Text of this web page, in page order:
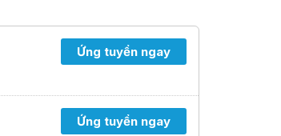
Ứng tuyển ngay
Ứng tuyển ngay